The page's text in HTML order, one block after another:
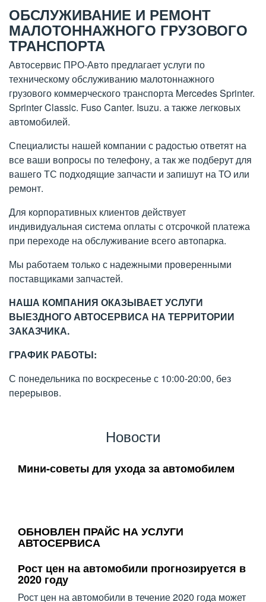
ОБСЛУЖИВАНИЕ И РЕМОНТ
МАЛОТОННАЖНОГО ГРУЗОВОГО
ТРАНСПОРТА
Автосервис ПРО-Авто предлагает услуги по
техническому обслуживанию малотоннажного
грузового коммерческого транспорта Mercedes Sprinter.
Sprinter Classic. Fuso Canter. Isuzu. а также легковых
автомобилей.
Специалисты нашей компании с радостью ответят на
все ваши вопросы по телефону, а так же подберут для
вашего ТС подходящие запчасти и запишут на ТО или
ремонт.
Для корпоративных клиентов действует
индивидуальная система оплаты с отсрочкой платежа
при переходе на обслуживание всего автопарка.
Мы работаем только с надежными проверенными
поставщиками запчастей.
НАША КОМПАНИЯ ОКАЗЫВАЕТ УСЛУГИ
ВЫЕЗДНОГО АВТОСЕРВИСА НА ТЕРРИТОРИИ
ЗАКАЗЧИКА.
ГРАФИК РАБОТЫ:
С понедельника по воскресенье с 10:00-20:00, без
перерывов.
Новости
Мини-советы для ухода за автомобилем
ОБНОВЛЕН ПРАЙС НА УСЛУГИ
АВТОСЕРВИСА
Рост цен на автомобили прогнозируется в
2020 году
Рост цен на автомобили в течение 2020 года может